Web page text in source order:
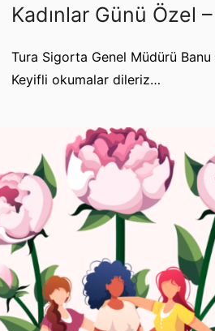
Kadınlar Günü Özel
Tura Sigorta Genel Müdürü Banu
Keyifli okumalar dileriz…